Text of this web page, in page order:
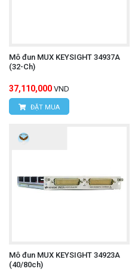
Mô đun MUX KEYSIGHT 34937A
(32-Ch)
37,110,000 VND
ĐẶT MUA
Mô đun MUX KEYSIGHT 34923A
(40/80ch)